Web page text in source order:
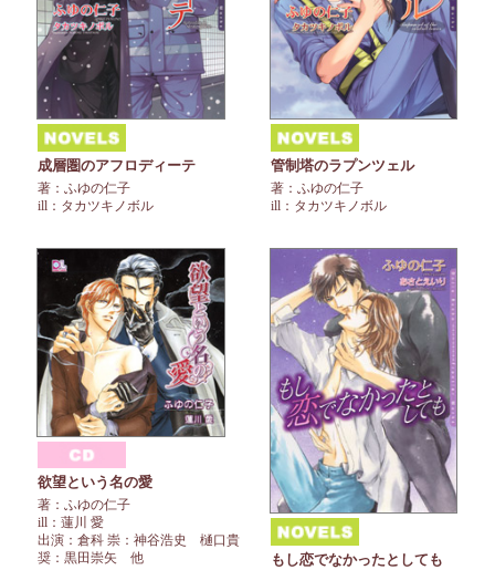
成層圏のアフロディーテ
著：ふゆの仁子
ill：タカツキノボル
管制塔のラプンツェル
著：ふゆの仁子
ill：タカツキノボル
欲望という名の愛
著：ふゆの仁子
ill：蓮川 愛
出演：倉科 崇：神谷浩史 樋口貴
奨：黒田崇矢 他
もし恋でなかったとしても